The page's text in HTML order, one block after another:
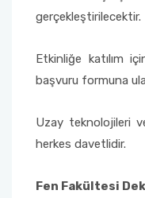
gerçekleştirilecektir.
Etkinliğe katılım
başvuru formuna
Uzay teknolojileri
herkes davetlidir.
Fen Fakültesi
Kumluca Sağlık Bilimleri
Manavgat Sosyal ve
Manavgat Yabancı
Mimarlık Fakültesi
Teknik Bilimler MYO
SciVal